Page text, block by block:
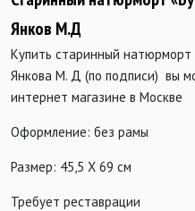
Янков М.Д
Купить старинный
Янкова М. Д (по подписи) вы
интернет магазине в Москве
Оформление: без рамы
Размер: 45,5 Х 69 см
Требует реставрации